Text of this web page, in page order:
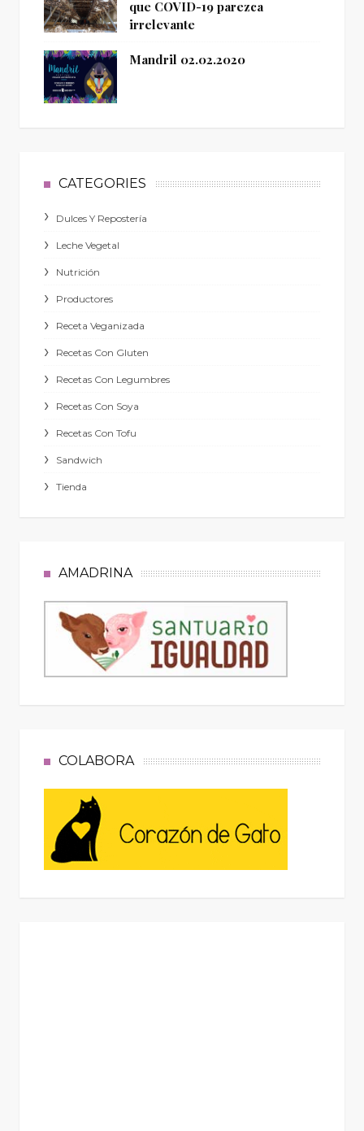
que COVID-19 parezca
irrelevante
Mandril 02.02.2020
CATEGORIES
Dulces Y Repostería
Leche Vegetal
Nutrición
Productores
Receta Veganizada
Recetas Con Gluten
Recetas Con Legumbres
Recetas Con Soya
Recetas Con Tofu
Sandwich
Tienda
AMADRINA
COLABORA